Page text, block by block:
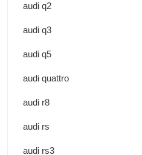
audi q2
audi q3
audi q5
audi quattro
audi r8
audi rs
audi rs3